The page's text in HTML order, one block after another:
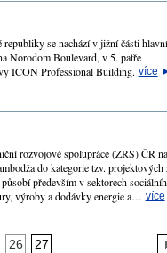
republiky se nachází v jižní části
Norodom Boulevard, v 5. patře
ICON Professional Building. více
rozvojové spolupráce (ZRS) ČR
do kategorie tzv. projektových
především v sektorech
výroby a dodávky energie a… více
26 27